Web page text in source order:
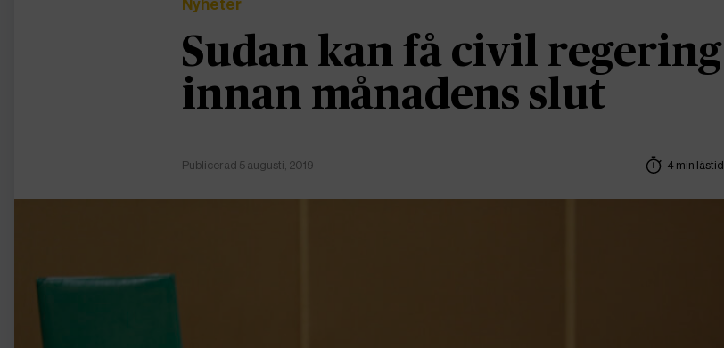
Nyheter
Sudan kan få civil regering
innan månadens slut
Publicerad 5 augusti, 2019 4 min lästid